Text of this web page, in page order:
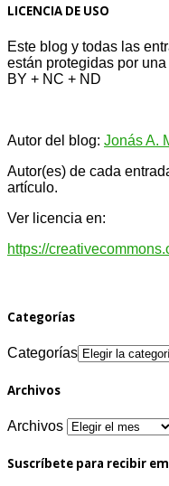
LICENCIA DE USO
Este blog y todas las
están protegidas por
BY + NC + ND
Autor del blog: Jonás A.
Autor(es) de cada
artículo.
Ver licencia en:
https://
Categorías
Categorías
Archivos
Archivos
Suscríbete para recibir